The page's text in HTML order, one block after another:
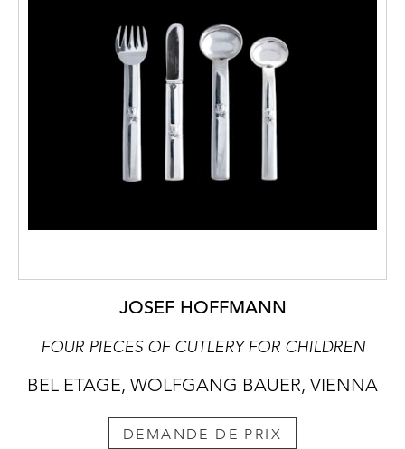
JOSEF HOFFMANN
FOUR PIECES OF CUTLERY FOR CHILDREN
BEL ETAGE, WOLFGANG BAUER, VIENNA
DEMANDE DE PRIX